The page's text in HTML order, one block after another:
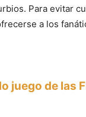
Para evitar
a los
juego de las